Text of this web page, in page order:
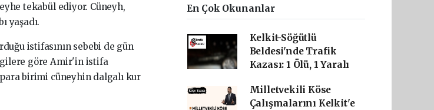
tekabül ediyor. Cüneyh,
yaşadı.
istifasının sebebi de gün
göre Amir'in istifa
birimi cüneyhin dalgalı kur
En Çok Okunanlar
Kelkit-Söğütlü
Beldesi'nde Trafik
Kazası: 1 Ölü, 1 Yaralı
Milletvekili Köse
Çalışmalarını Kelkit'e